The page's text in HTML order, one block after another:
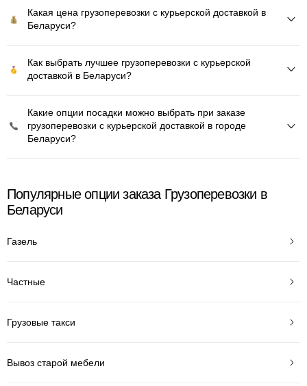
Какая цена грузоперевозки с курьерской доставкой в
Беларуси?
Как выбрать лучшее грузоперевозки с курьерской
доставкой в Беларуси?
Какие опции посадки можно выбрать при заказе
грузоперевозки с курьерской доставкой в городе
Беларуси?
Популярные опции заказа Грузоперевозки в
Беларуси
Газель
Частные
Грузовые такси
Вывоз старой мебели